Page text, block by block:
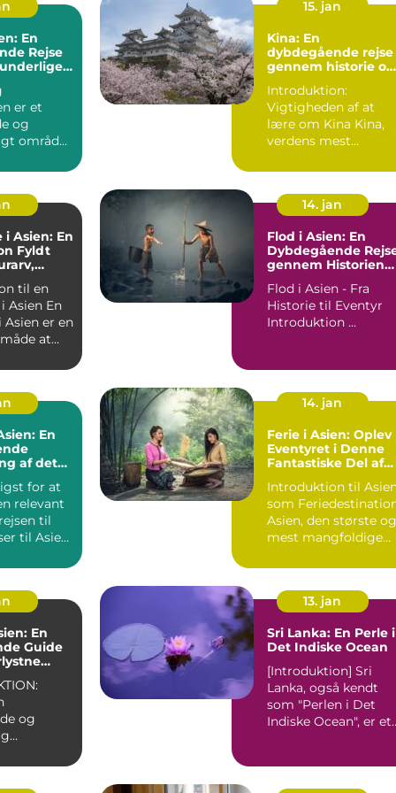
En
Rejse
er et
og
område,
15. jan
Kina: En
dybdegående rejse
gennem historie og
Introduktion:
Vigtigheden af at
lære om Kina Kina,
verdens mest
af verdens æld...
i Asien: En
Fyldt
Eventyr
til en
En
Asien er en
at
14. jan
Flod i Asien: En
Dybdegående
gennem Historien
Flod i Asien - Fra
Historie til Eventyr
Introduktion ...
En
af det
for at
relevant
til
14. jan
Ferie i Asien: Oplev
Eventyret i Denne
Fantastiske Del af
Introduktion til
som
Asien, den største og
mest mangfoldige
En
Guide
og
fra
13. jan
Sri Lanka: En Perle i
Det Indiske Ocean
[Introduktion] Sri
Lanka, også kendt
som "Perlen i Det
Indiske Ocean", er et